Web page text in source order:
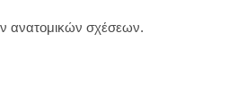
ανατομικών σχέσεων.